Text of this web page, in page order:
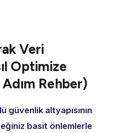
Veri
Optimize
Rehber)
güvenlik altyapısının
basit önlemlerle